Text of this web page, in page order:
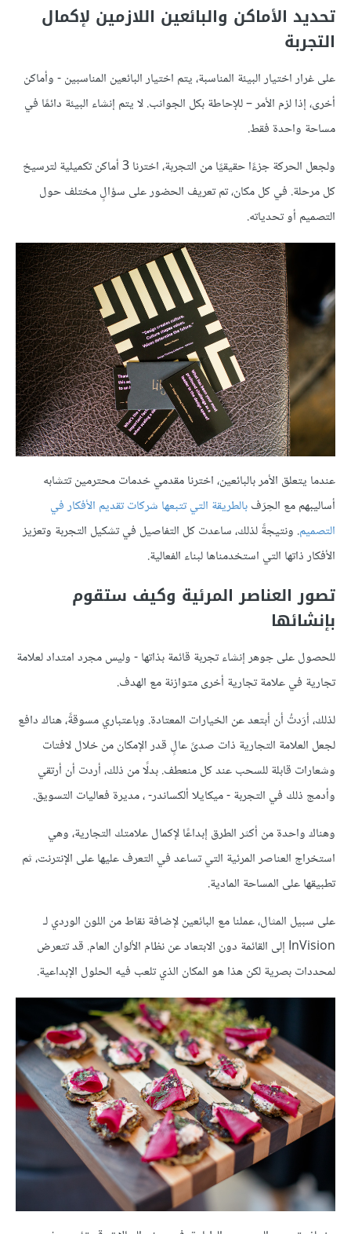
تحديد الأماكن والبائعين اللازمين لإكمال
التجربة
على غرار اختيار البيئة المناسبة، يتم اختيار البائعين المناسبين - وأماكن
أخرى، إذا لزم الأمر – للإحاطة بكل الجوانب. لا يتم إنشاء البيئة دائمًا في
مساحة واحدة فقط.
ولجعل الحركة جزءًا حقيقيًا من التجربة، اخترنا 3 أماكن تكميلية لترسيخ
كل مرحلة. في كل مكان، تم تعريف الحضور على سؤالٍ مختلف حول
التصميم أو تحدياته.
عندما يتعلق الأمر بالبائعين، اخترنا مقدمي خدمات محترمين تتشابه
أساليبهم مع الحِرَفبالطريقة التي تتبعها شركات تقديم الأفكار في
التصميم. ونتيجةً لذلك، ساعدت كل التفاصيل في تشكيل التجربة وتعزيز
الأفكار ذاتها التي استخدمناها لبناء الفعالية.
تصور العناصر المرئية وكيف ستقوم
بإنشائها
للحصول على جوهر إنشاء تجربة قائمة بذاتها - وليس مجرد امتداد لعلامة
تجارية في علامة تجارية أخرى متوازنة مع الهدف.
لذلك، أرَدتُ أن أبتعد عن الخيارات المعتادة. وباعتباري مسوقةً، هناك دافع
لجعل العلامة التجارية ذات صدىً عالٍ قدر الإمكان من خلال لافتات
وشعارات قابلة للسحب عند كل منعطف. بدلًا من ذلك، أردت أن أرتقي
وأدمج ذلك في التجربة - ميكايلا ألكساندر- ، مديرة فعاليات التسويق.
وهناك واحدة من أكثر الطرق إبداعًا لإكمال علامتك التجارية، وهي
استخراج العناصر المرئية التي تساعد في التعرف عليها على الإنترنت، ثم
تطبيقها على المساحة المادية.
على سبيل المثال، عملنا مع البائعين لإضافة نقاط من اللون الوردي لـ
InVision إلى القائمة دون الابتعاد عن نظام الألوان العام. قد تتعرض
لمحددات بصرية لكن هذا هو المكان الذي تلعب فيه الحلول الإبداعية.